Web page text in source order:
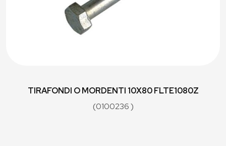
TIRAFONDI O MORDENTI 10X80 FLTE1080Z
(0100236 )